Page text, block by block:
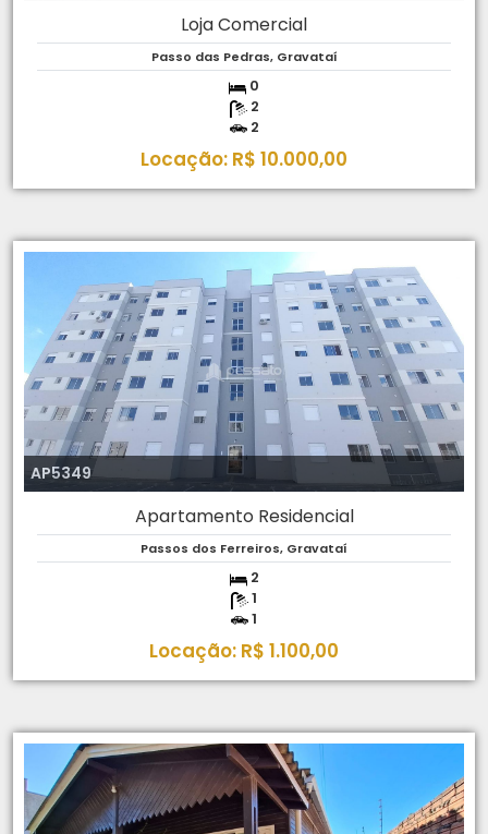
Loja Comercial
Passo das Pedras, Gravataí
0
2
2
Locação: R$ 10.000,00
AP5349
Apartamento Residencial
Passos dos Ferreiros, Gravataí
2
1
1
Locação: R$ 1.100,00